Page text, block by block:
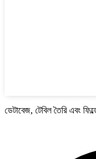
ডেটাবেজ, টেবিল তৈরি এবং